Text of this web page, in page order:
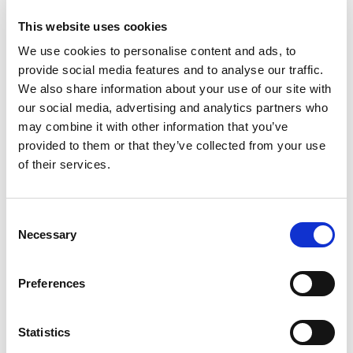
This website uses cookies
We use cookies to personalise content and ads, to
provide social media features and to analyse our traffic.
We also share information about your use of our site with
our social media, advertising and analytics partners who
may combine it with other information that you’ve
provided to them or that they’ve collected from your use
of their services.
Selection
Necessary
Preferences
Statistics
Iedereen in de klas hoort erbij. Toch is dat niet
vanzelfsprekend. Leerlingen worden
buitengesloten om allerlei redenen, bijvoorbeeld
leeftijd of
Omgaan met conflicten – Thuisopdracht
|